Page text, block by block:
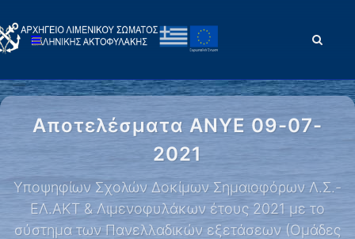
Αποτελέσματα ΑΝΥΕ 09-07-
2021
Yποψηφίων Σχολών Δοκίμων Σημαιοφόρων Λ.Σ.-
ΕΛ.ΑΚΤ & Λιμενοφυλάκων έτους 2021 με το
σύστημα των Πανελλαδικών εξετάσεων (Ομάδες